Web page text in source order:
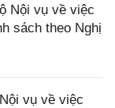
Nội vụ về việc
sách theo Nghị
vụ về việc